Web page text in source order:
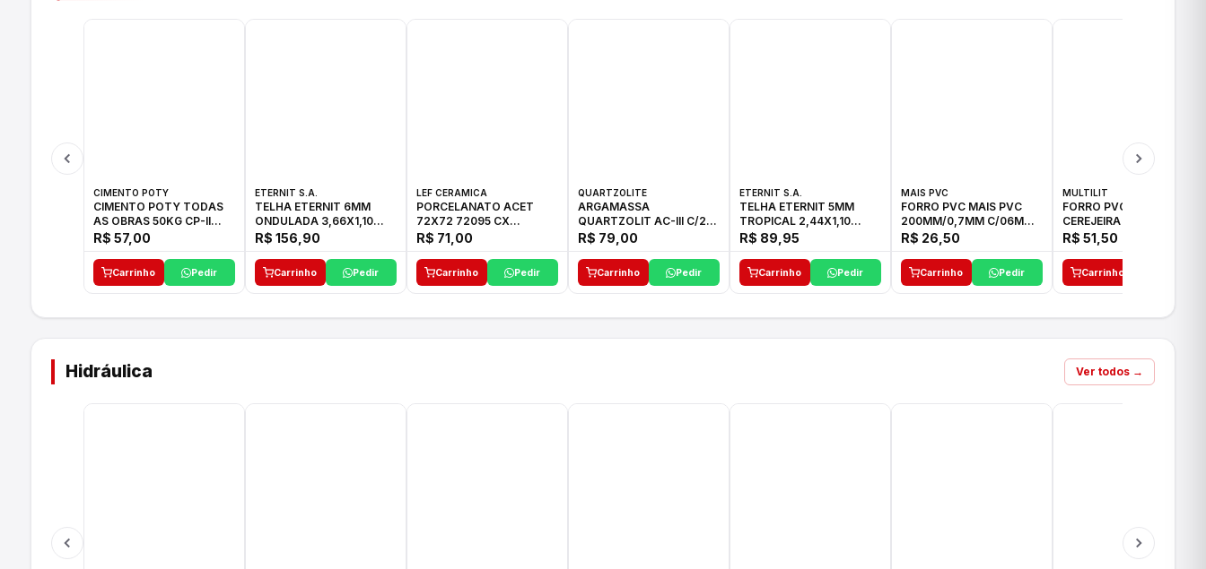
CIMENTO POTY
CIMENTO POTY TODAS
AS OBRAS 50KG CP-II
F/32
R$ 57,00
Carrinho Pedir
ETERNIT S.A.
TELHA ETERNIT 6MM
ONDULADA 3,66X1,10
48,80KG
R$ 156,90
Carrinho Pedir
LEF CERAMICA
PORCELANATO ACET
72X72 72095 CX
C/2,59M2
R$ 71,00
Carrinho Pedir
QUARTZOLITE
ARGAMASSA
QUARTZOLIT AC-III C/20
KG
R$ 79,00
Carrinho Pedir
ETERNIT S.A.
TELHA ETERNIT 5MM
TROPICAL 2,44X1,10
27,10KG
R$ 89,95
Carrinho Pedir
MAIS PVC
FORRO PVC MAIS PVC
200MM/0,7MM C/06M
BRANCO
R$ 26,50
Carrinho Pedir
MULTILIT
FORRO PVC MULTILIT
CEREJEIRA JUNTA SECA
6M 7MM
R$ 51,50
Carrinho
Hidráulica Ver todos →